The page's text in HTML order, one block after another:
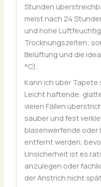
Stunden
meist nach 24
und hohe
Trocknungszeiten;
Belüftung und die
°C).
Kann ich über Tapete
Leicht haftende,
vielen Fällen
sauber und fest
blasenwerfende oder
entfernt werden,
Unsicherheit ist es
anzulegen oder
der Anstrich nicht